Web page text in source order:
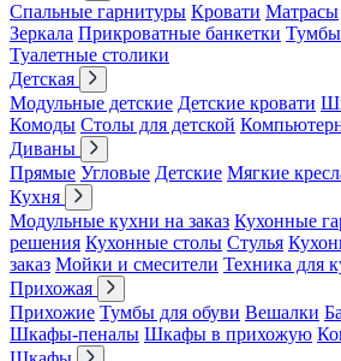
Спальные гарнитуры Кровати Матрасы
Зеркала Прикроватные банкетки
Туалетные столики
Детская
Модульные детские Детские кровати
Комоды Столы для детской
Диваны
Прямые Угловые Детские Мягкие
Кухня
Модульные кухни на заказ Кухонные
решения Кухонные столы Стулья
заказ Мойки и смесители Техника для
Прихожая
Прихожие Тумбы для обуви Вешалки
Шкафы-пеналы Шкафы в прихожую